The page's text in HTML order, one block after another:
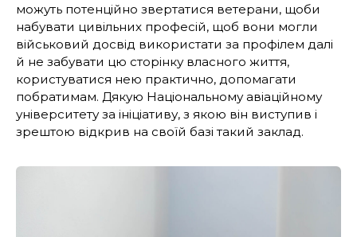
можуть потенційно звертатися ветерани, щоби
набувати цивільних професій, щоб вони могли
військовий досвід використати за профілем далі
й не забувати цю сторінку власного життя,
користуватися нею практично, допомагати
побратимам. Дякую Національному авіаційному
університету за ініціативу, з якою він виступив і
зрештою відкрив на своїй базі такий заклад.